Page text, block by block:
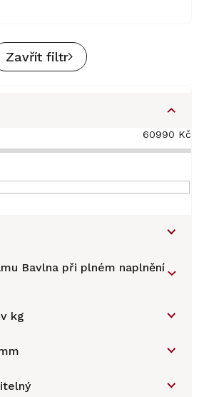
Zavřít filtr
60990 Kč
Bavlna při plném naplnění
kg